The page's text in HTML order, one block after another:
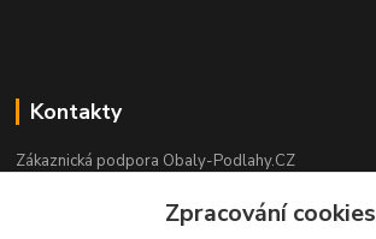
Kontakty
Zákaznická podpora Obaly-Podlahy.CZ
(Po-Pá, 8:00-16:00 hod.)Zpracování cookies